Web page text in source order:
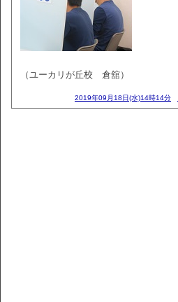
（ユーカリが丘校 倉舘）
2019年09月18日(水)14時14分